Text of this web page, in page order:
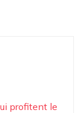
profitent le